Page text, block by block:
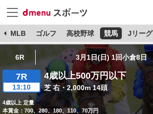
MLB ゴルフ 高校野球 競馬 Jリーグ
6R 3月1日(日) 1回小倉8日
7R
13:10
4歳以上500万円以下
芝 右・2,000m 14頭
4歳以上 定量
本賞金：700、280、180、110、70万円